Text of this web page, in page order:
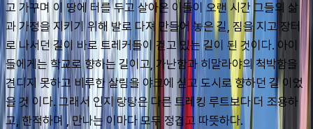
고 가꾸며 이 땅에 터를 두고 살아온 이들이 오랜 시간 그들의 삶
과 가정을 지키기 위해 발로 다져 만들어 놓은 길, 짐을 지고 장터
로 나서던 길이 바로 트레커들이 걷고 있는 길이 된 것이다. 아이
들에게는 학교로 향하는 길이고, 가난함과 히말라야의 척박함을
견디지 못하고 비루한 살림을 야크에 싣고 도시로 향하던 길 이었
을 것 이다. 그래서 인지 랑탕은 다른 트레킹 루트보다 더 조용하
고, 한적하며 , 만나는 이마다 모두 정겹고 따뜻하다.